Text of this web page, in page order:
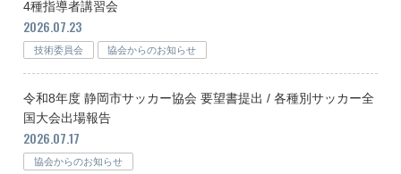
4種指導者講習会
2026.07.23
技術委員会 協会からのお知らせ
令和8年度 静岡市サッカー協会 要望書提出 / 各種別サッカー全
国大会出場報告
2026.07.17
協会からのお知らせ